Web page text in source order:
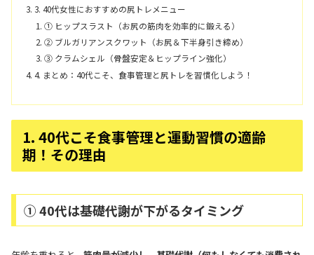
3. 40代女性におすすめの尻トレメニュー
① ヒップスラスト（お尻の筋肉を効率的に鍛える）
② ブルガリアンスクワット（お尻＆下半身引き締め）
③ クラムシェル（骨盤安定＆ヒップライン強化）
4. まとめ：40代こそ、食事管理と尻トレを習慣化しよう！
1. 40代こそ食事管理と運動習慣の適齢
期！その理由
① 40代は基礎代謝が下がるタイミング